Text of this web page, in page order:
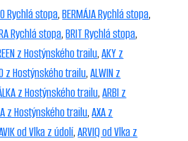
Rychlá stopa,BERMÁJA Rychlá stopa,
Rychlá stopa,BRIT Rychlá stopa,
z Hostýnského trailu,AKY z
z Hostýnského trailu,ALWIN z
z Hostýnského trailu,ARBI z
z Hostýnského trailu,AXA z
od Vlka z údolí,ARVIQ od Vlka z